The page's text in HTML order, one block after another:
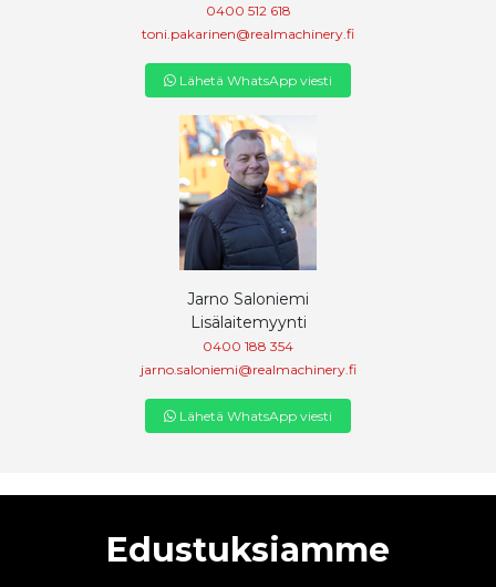
0400 512 618
toni.pakarinen@realmachinery.fi
Lähetä WhatsApp viesti
Jarno Saloniemi
Lisälaitemyynti
0400 188 354
jarno.saloniemi@realmachinery.fi
Lähetä WhatsApp viesti
Edustuksiamme